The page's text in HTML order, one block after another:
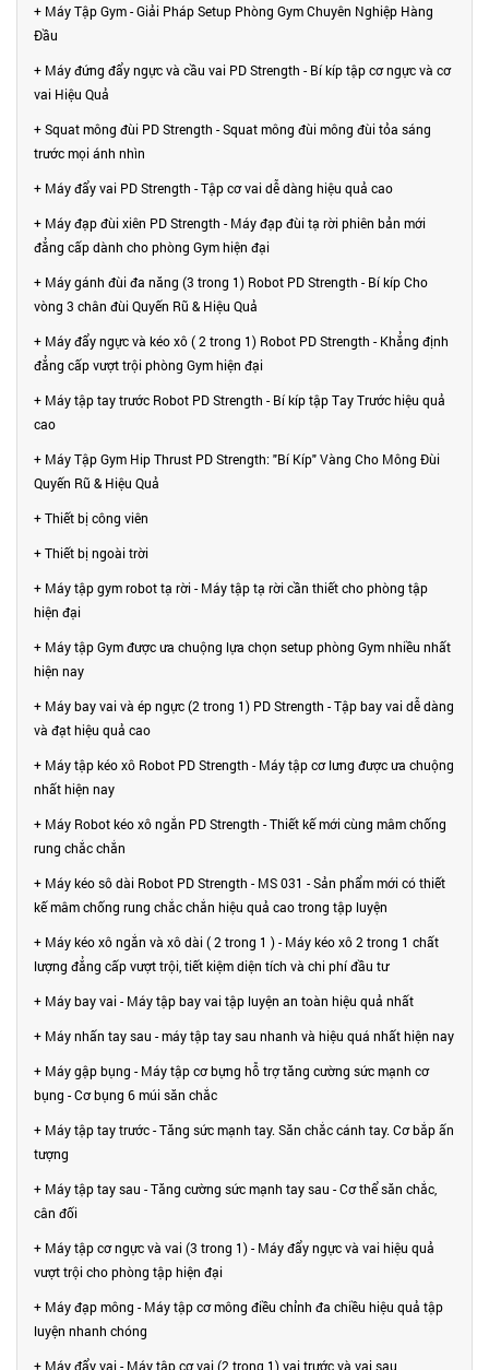
+ Máy Tập Gym - Giải Pháp Setup Phòng Gym Chuyên Nghiệp Hàng
Đầu
+ Máy đứng đẩy ngực và cầu vai PD Strength - Bí kíp tập cơ ngực và cơ
vai Hiệu Quả
+ Squat mông đùi PD Strength - Squat mông đùi mông đùi tỏa sáng
trước mọi ánh nhìn
+ Máy đẩy vai PD Strength - Tập cơ vai dễ dàng hiệu quả cao
+ Máy đạp đùi xiên PD Strength - Máy đạp đùi tạ rời phiên bản mới
đẳng cấp dành cho phòng Gym hiện đại
+ Máy gánh đùi đa năng (3 trong 1) Robot PD Strength - Bí kíp Cho
vòng 3 chân đùi Quyến Rũ & Hiệu Quả
+ Máy đẩy ngực và kéo xô ( 2 trong 1) Robot PD Strength - Khẳng định
đẳng cấp vượt trội phòng Gym hiện đại
+ Máy tập tay trước Robot PD Strength - Bí kíp tập Tay Trước hiệu quả
cao
+ Máy Tập Gym Hip Thrust PD Strength: "Bí Kíp" Vàng Cho Mông Đùi
Quyến Rũ & Hiệu Quả
+ Thiết bị công viên
+ Thiết bị ngoài trời
+ Máy tập gym robot tạ rời - Máy tập tạ rời cần thiết cho phòng tập
hiện đại
+ Máy tập Gym được ưa chuộng lựa chọn setup phòng Gym nhiều nhất
hiện nay
+ Máy bay vai và ép ngực (2 trong 1) PD Strength - Tập bay vai dễ dàng
và đạt hiệu quả cao
+ Máy tập kéo xô Robot PD Strength - Máy tập cơ lưng được ưa chuộng
nhất hiện nay
+ Máy Robot kéo xô ngắn PD Strength - Thiết kế mới cùng mâm chống
rung chắc chắn
+ Máy kéo sô dài Robot PD Strength - MS 031 - Sản phẩm mới có thiết
kế mâm chống rung chắc chắn hiệu quả cao trong tập luyện
+ Máy kéo xô ngắn và xô dài ( 2 trong 1 ) - Máy kéo xô 2 trong 1 chất
lượng đẳng cấp vượt trội, tiết kiệm diện tích và chi phí đầu tư
+ Máy bay vai - Máy tập bay vai tập luyện an toàn hiệu quả nhất
+ Máy nhấn tay sau - máy tập tay sau nhanh và hiệu quá nhất hiện nay
+ Máy gập bụng - Máy tập cơ bựng hỗ trợ tăng cường sức mạnh cơ
bụng - Cơ bụng 6 múi săn chắc
+ Máy tập tay trước - Tăng sức mạnh tay. Săn chắc cánh tay. Cơ bắp ấn
tượng
+ Máy tập tay sau - Tăng cường sức mạnh tay sau - Cơ thể săn chắc,
cân đối
+ Máy tập cơ ngực và vai (3 trong 1) - Máy đẩy ngực và vai hiệu quả
vượt trội cho phòng tập hiện đại
+ Máy đạp mông - Máy tập cơ mông điều chỉnh đa chiều hiệu quả tập
luyện nhanh chóng
+ Máy đẩy vai - Máy tập cơ vai (2 trong 1) vai trước và vai sau